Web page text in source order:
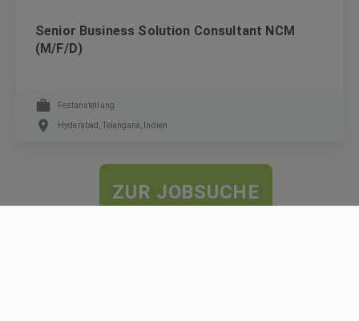
Senior Business Solution Consultant NCM
(M/F/D)
Festanstellung
Hyderabad, Telangana, Indien
ZUR JOBSUCHE